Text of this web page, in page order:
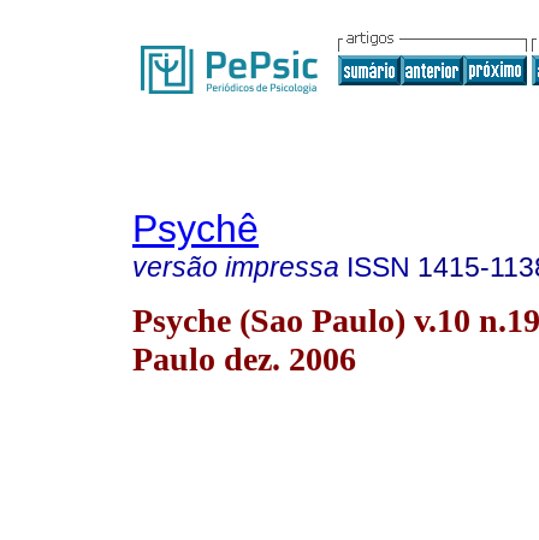
Psychê
versão impressa ISSN 1415-
Psyche (Sao Paulo) v.10
Paulo dez. 2006